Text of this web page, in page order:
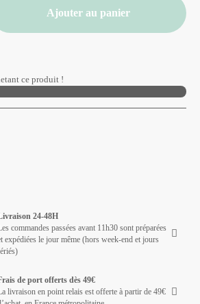
Ajouter au panier
ce produit !
24-48H
commandes passées avant 11h30 sont préparées
expédiées le jour même (hors week-end et jours
de port offerts dès 49€
livraison en point relais est offerte à partir de 49€